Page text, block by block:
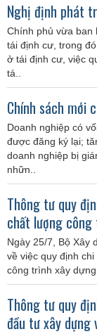
Nghị định phát
Chính phủ vừa ban
tái định cư, trong
ở tái định cư, việc
tá..
Chính sách mới
Doanh nghiệp có
được đăng ký lại;
doanh nghiệp bị
nhữn..
Thông tư quy
chất lượng
Ngày 25/7, Bộ Xây
về việc quy định
công trình xây
Thông tư quy
đầu tư xây dựng